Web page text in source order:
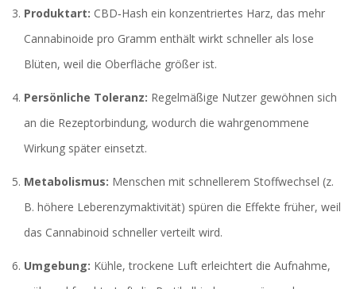
Produktart: CBD‑Hash ein konzentriertes Harz, das mehr
Cannabinoide pro Gramm enthält wirkt schneller als lose
Blüten, weil die Oberfläche größer ist.
Persönliche Toleranz: Regelmäßige Nutzer gewöhnen sich
an die Rezeptorbindung, wodurch die wahrgenommene
Wirkung später einsetzt.
Metabolismus: Menschen mit schnellerem Stoffwechsel (z.
B. höhere Leberenzymaktivität) spüren die Effekte früher, weil
das Cannabinoid schneller verteilt wird.
Umgebung: Kühle, trockene Luft erleichtert die Aufnahme,